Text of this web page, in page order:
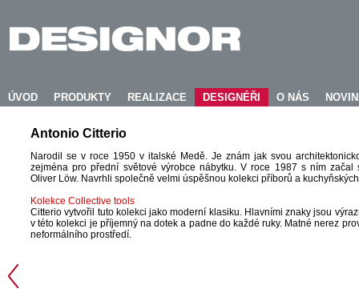
ÚVOD PRODUKTY REALIZACE DESIGNÉŘI O NÁS
Antonio Citterio
Narodil se v roce 1950 v italské Medě. Je znám jak svou
zejména pro přední světové výrobce nábytku. V roce 1987 s ním začal
Oliver Löw. Navrhli společně velmi úspěšnou kolekci příborů a
Kolekce Collective tools
Citterio vytvořil tuto kolekci jako moderní klasiku. Hlavními znaky jsou
v této kolekci je příjemný na dotek a padne do každé ruky. Matné nerez
neformálního prostředí.